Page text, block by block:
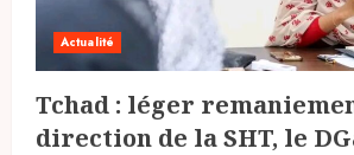
Actualité
Tchad : léger
direction de la SHT, le